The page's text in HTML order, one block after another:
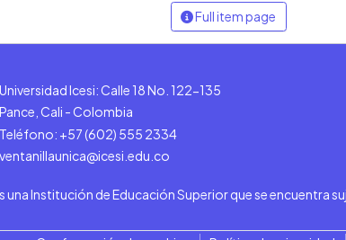
Full item page
Universidad Icesi: Calle 18 No. 122-135
Pance, Cali - Colombia
Teléfono: +57 (602) 555 2334
ventanillaunica@icesi.edu.co
una Institución de Educación Superior que se encuentra